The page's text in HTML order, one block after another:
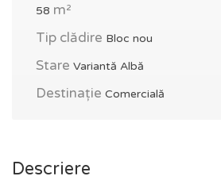
58 m²
Tip clădire Bloc nou
Stare Variantă Albă
Destinație Comercială
Descriere